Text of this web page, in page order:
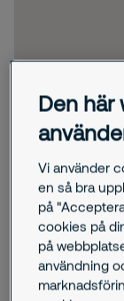
Den här
Vi använder
en så bra
på
cookies på
på
användning